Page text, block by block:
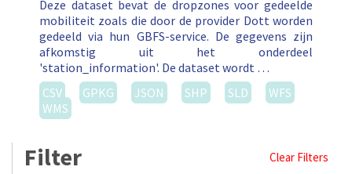
Deze dataset bevat de dropzones voor gedeelde
mobiliteit zoals die door de provider Dott worden
gedeeld via hun GBFS-service. De gegevens zijn
afkomstig uit het onderdeel
'station_information'. De dataset wordt …
CSV
GPKG JSON SHP SLD
WFS
WMS
Filter Clear Filters